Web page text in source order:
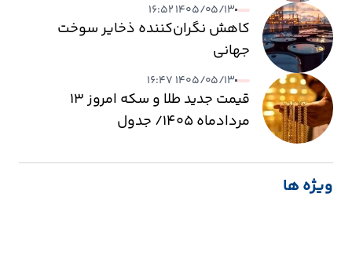
۱۴۰۵/۰۵/۱۳ ۱۶:۵۲
کاهش نگران‌کننده ذخایر سوخت
جهانی
۱۴۰۵/۰۵/۱۳ ۱۶:۴۷
قیمت جدید طلا و سکه امروز ۱۳
مردادماه ۱۴۰۵/ جدول
ویژه ها